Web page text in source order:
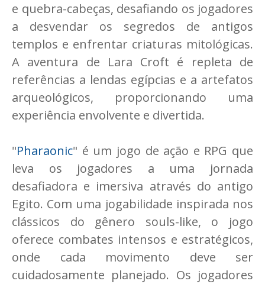
e quebra-cabeças, desafiando os jogadores
a desvendar os segredos de antigos
templos e enfrentar criaturas mitológicas.
A aventura de Lara Croft é repleta de
referências a lendas egípcias e a artefatos
arqueológicos, proporcionando uma
experiência envolvente e divertida.
"Pharaonic" é um jogo de ação e RPG que
leva os jogadores a uma jornada
desafiadora e imersiva através do antigo
Egito. Com uma jogabilidade inspirada nos
clássicos do gênero souls-like, o jogo
oferece combates intensos e estratégicos,
onde cada movimento deve ser
cuidadosamente planejado. Os jogadores